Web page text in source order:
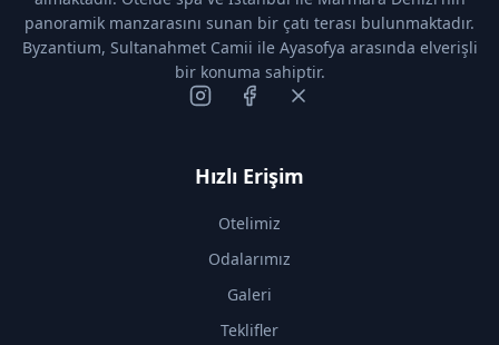
panoramik manzarasını sunan bir çatı terası bulunmaktadır.
Byzantium, Sultanahmet Camii ile Ayasofya arasında elverişli
bir konuma sahiptir.
Hızlı Erişim
Otelimiz
Odalarımız
Galeri
Teklifler